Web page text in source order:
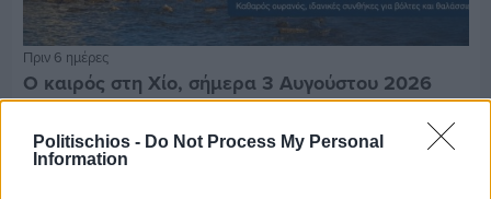
Politischios - Do Not Process My Personal
Information
Πριν 6 ημέρες
Ο καιρός στη Χίο, σήμερα 3 Αυγούστου 2026
Διαφήμιση